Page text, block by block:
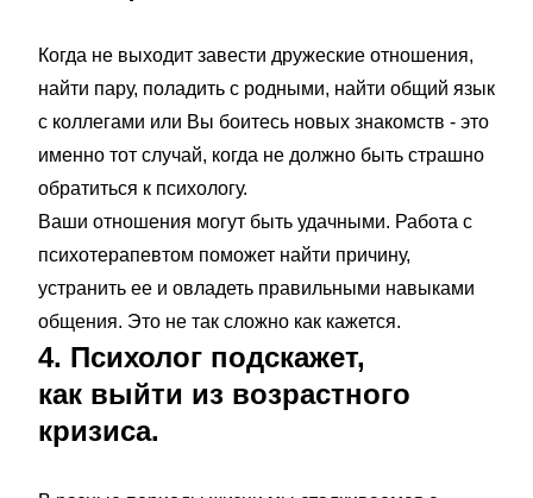
Когда не выходит завести дружеские отношения,
найти пару, поладить с родными, найти общий язык
с коллегами или Вы боитесь новых знакомств - это
именно тот случай, когда не должно быть страшно
обратиться к психологу.
Ваши отношения могут быть удачными. Работа с
психотерапевтом поможет найти причину,
устранить ее и овладеть правильными навыками
общения. Это не так сложно как кажется.
4. Психолог подскажет,
как выйти из возрастного
кризиса.